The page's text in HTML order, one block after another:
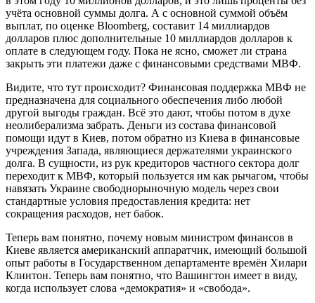
учёта основной суммы долга. А с основной суммой объём
выплат, по оценке Bloomberg, составит 14 миллиардов
долларов плюс дополнительные 10 миллиардов долларов к
оплате в следующем году. Пока не ясно, сможет ли страна
закрыть эти платежи даже с финансовыми средствами МВФ.
Видите, что тут происходит? Финансовая поддержка МВФ не
предназначена для социального обеспечения либо любой
другой выгоды граждан. Всё это дают, чтобы потом в духе
неолиберализма забрать. Деньги из состава финансовой
помощи идут в Киев, потом обратно из Киева в финансовые
учреждения Запада, являющиеся держателями украинского
долга. В сущности, из рук кредиторов частного сектора долг
переходит к МВФ, который пользуется им как рычагом, чтобы
навязать Украине свободнорыночную модель через свои
стандартные условия предоставления кредита: нет
сокращения расходов, нет бабок.
Теперь вам понятно, почему новым министром финансов в
Киеве является американский аппаратчик, имеющий большой
опыт работы в Государственном департаменте времён Хилари
Клинтон. Теперь вам понятно, что Вашингтон имеет в виду,
когда использует слова «демократия» и «свобода».